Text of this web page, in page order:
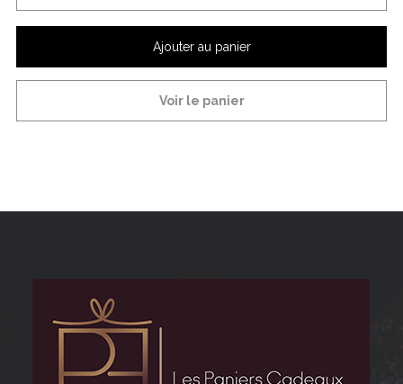
Ajouter au panier
Voir le panier